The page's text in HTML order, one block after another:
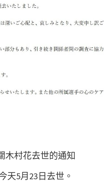
木村花去世的通知
天5月23日去世。